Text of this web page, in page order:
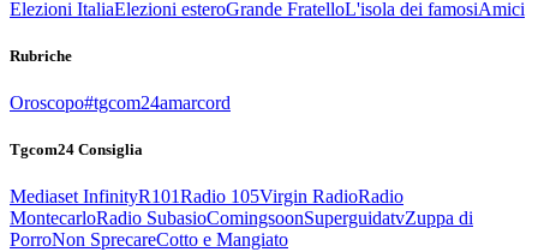
Elezioni ItaliaElezioni esteroGrande FratelloL'isola dei famosiAmici
Rubriche
Oroscopo#tgcom24amarcord
Tgcom24 Consiglia
Mediaset InfinityR101Radio 105Virgin RadioRadio
MontecarloRadio SubasioComingsoonSuperguidatvZuppa di
PorroNon SprecareCotto e Mangiato